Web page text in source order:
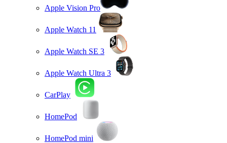
Apple Vision Pro
Apple Watch 11
Apple Watch SE 3
Apple Watch Ultra 3
CarPlay
HomePod
HomePod mini